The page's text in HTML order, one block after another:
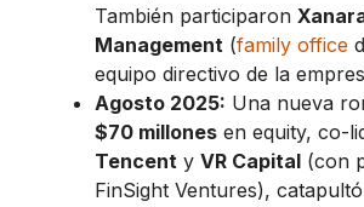
También participaron
Management (family office
equipo directivo de la
Agosto 2025: Una nueva
$70 millones en equity, co-
Tencent y VR Capital (con
FinSight Ventures),